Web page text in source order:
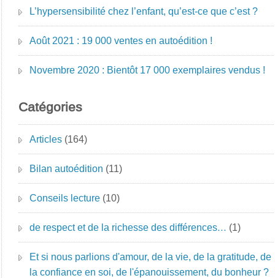
L’hypersensibilité chez l’enfant, qu’est-ce que c’est ?
Août 2021 : 19 000 ventes en autoédition !
Novembre 2020 : Bientôt 17 000 exemplaires vendus !
Catégories
Articles (164)
Bilan autoédition (11)
Conseils lecture (10)
de respect et de la richesse des différences… (1)
Et si nous parlions d'amour, de la vie, de la gratitude, de
la confiance en soi, de l'épanouissement, du bonheur ?